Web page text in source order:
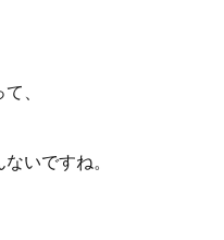
、
いですね。